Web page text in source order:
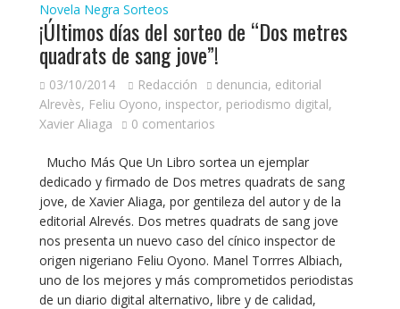
Novela Negra Sorteos
¡Últimos días del sorteo de “Dos metres
quadrats de sang jove”!
03/10/2014 Redacción denuncia, editorial
Alrevès, Feliu Oyono, inspector, periodismo digital,
Xavier Aliaga
0 comentarios
Mucho Más Que Un Libro sortea un ejemplar
dedicado y firmado de Dos metres quadrats de sang
jove, de Xavier Aliaga, por gentileza del autor y de la
editorial Alrevés. Dos metres quadrats de sang jove
nos presenta un nuevo caso del cínico inspector de
origen nigeriano Feliu Oyono. Manel Torrres Albiach,
uno de los mejores y más comprometidos periodistas
de un diario digital alternativo, libre y de calidad,